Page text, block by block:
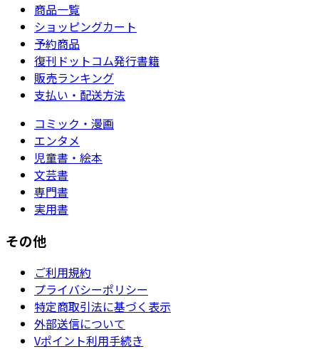
商品一覧
ショッピングカート
予約商品
復刊ドットコム発行書籍
販売ランキング
支払い・配送方法
コミック・漫画
エンタメ
児童書・絵本
文芸書
専門書
実用書
その他
ご利用規約
プライバシーポリシー
特定商取引法に基づく表示
外部送信について
Vポイント利用手続き